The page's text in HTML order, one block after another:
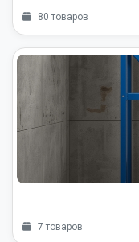
80 товаров
7 товаров